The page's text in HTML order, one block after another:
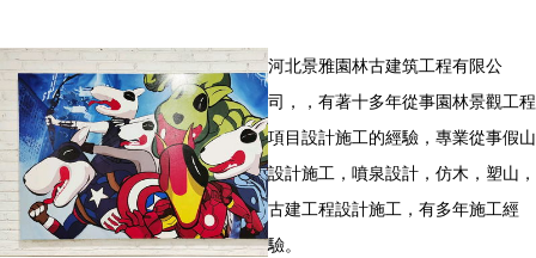
河北景雅園林古建筑工程有限公
司，，有著十多年從事園林景觀工程
項目設計施工的經驗，專業從事假山
設計施工，噴泉設計，仿木，塑山，
古建工程設計施工，有多年施工經
驗。